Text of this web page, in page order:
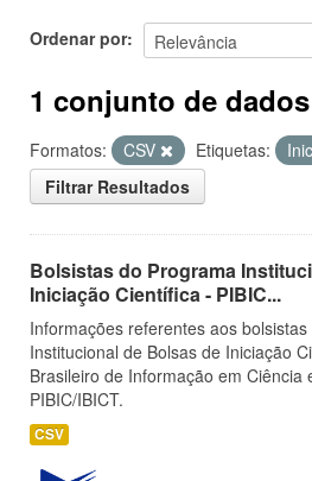
Ordenar por
1 conjunto de
Formatos: CSV Etiquetas:
Filtrar Resultados
Bolsistas do Programa
Iniciação Científica - PIBIC...
Informações referentes aos
Institucional de Bolsas de Iniciação
Brasileiro de Informação em Ciência
PIBIC/IBICT.
CSV